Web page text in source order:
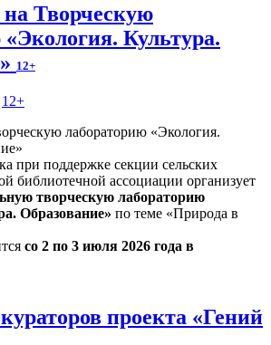
Творческую
Культура.
12+
12+
при поддержке секции сельских
библиотечной ассоциации организует
творческую лабораторию
Образование» по теме «Природа в
со 2 по 3 июля 2026 года в
проекта «Гений